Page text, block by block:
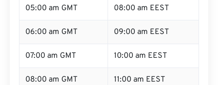
05:00 am GMT 08:00 am EEST
06:00 am GMT 09:00 am EEST
07:00 am GMT 10:00 am EEST
08:00 am GMT 11:00 am EEST